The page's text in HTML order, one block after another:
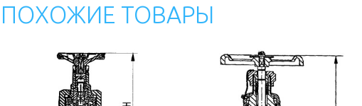
ПОХОЖИЕ ТОВАРЫ